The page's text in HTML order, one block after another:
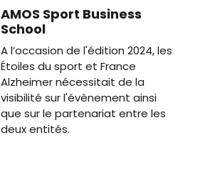
AMOS Sport Business
School
A l’occasion de l'édition 2024, les
Étoiles du sport et France
Alzheimer nécessitait de la
visibilité sur l'évènement ainsi
que sur le partenariat entre les
deux entités.